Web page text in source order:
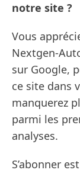
notre site ?
Vous
Nextgen-
sur Google,
ce site dans
manquerez
parmi les
analyses.
S’abonner